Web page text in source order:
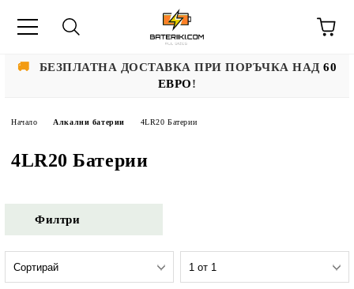
🚚 БЕЗПЛАТНА ДОСТАВКА ПРИ ПОРЪЧКА НАД60
ЕВРО!
Начало Алкални батерии 4LR20 Батерии
4LR20 Батерии
Филтри